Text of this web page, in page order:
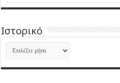
Ιστορικό
Ιστορικό